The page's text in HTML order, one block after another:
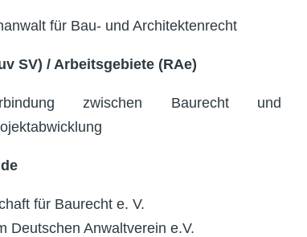
für Bau- und Architektenrecht
SV) / Arbeitsgebiete (RAe)
zwischen Baurecht und
für Baurecht e. V.
Deutschen Anwaltverein e.V.